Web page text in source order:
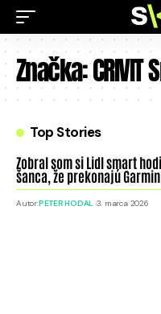
Značka:
Top Stories
Zobral som si Lidl smart
šanca, že prekonajú
Autor:PETER HODAL 3. marca 2026